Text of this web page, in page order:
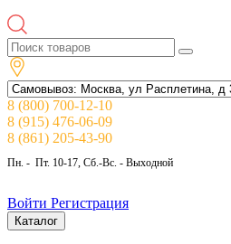
8 (800) 700-12-10
8 (915) 476-06-09
8 (861) 205-43-90
Пн. - Пт. 10-17, Сб.-Вс. - Выходной
Войти Регистрация
Каталог